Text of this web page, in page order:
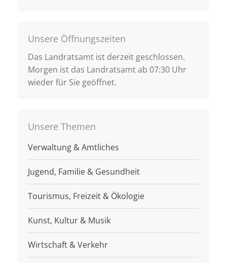
Unsere Öffnungszeiten
Das Landratsamt ist derzeit geschlossen.
Morgen ist das Landratsamt ab 07:30 Uhr
wieder für Sie geöffnet.
Unsere Themen
Verwaltung & Amtliches
Jugend, Familie & Gesundheit
Tourismus, Freizeit & Ökologie
Kunst, Kultur & Musik
Wirtschaft & Verkehr